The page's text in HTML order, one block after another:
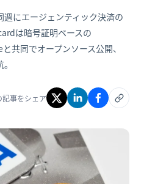
にエージェンティック決済の
は暗号証明ベースの
共同でオープンソース公開、
記事をシェア